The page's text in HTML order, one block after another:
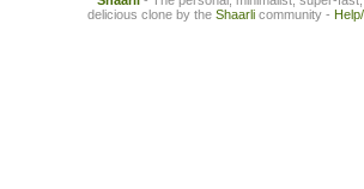
delicious clone by the Shaarli community -